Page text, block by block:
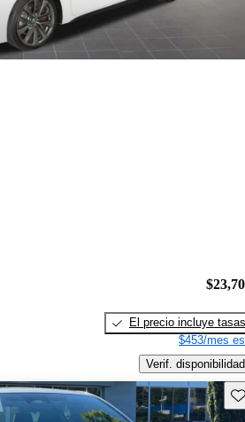
El precio incluye tasas
$453/mes
Verif. disponibilidad